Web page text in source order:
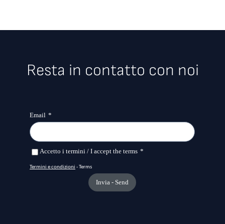
Resta in contatto con noi